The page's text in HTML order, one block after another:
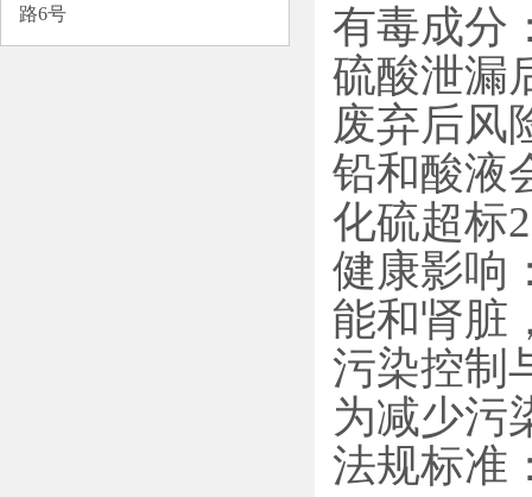
路6号
有毒成分‌
硫酸泄漏
废弃后风
铅和酸液
化硫超标
健康影响‌
能和肾脏
污染控制
为减少污
法规标准‌